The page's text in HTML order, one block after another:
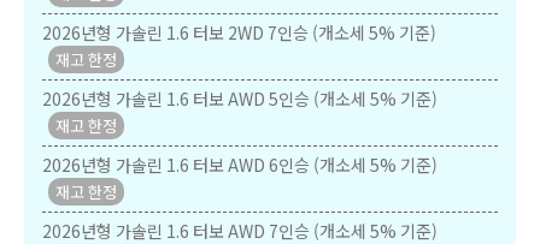
2026년형 가솔린 1.6 터보 2WD 7인승 (개소세 5% 기준)
2026년형 가솔린 1.6 터보 AWD 5인승 (개소세 5% 기준)
2026년형 가솔린 1.6 터보 AWD 6인승 (개소세 5% 기준)
2026년형 가솔린 1.6 터보 AWD 7인승 (개소세 5% 기준)